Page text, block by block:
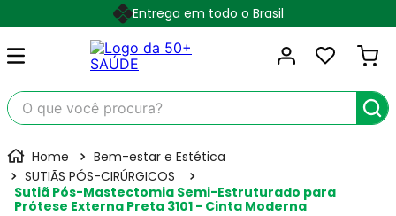
Entrega em todo o Brasil
O que você procura?
Bem-estar e Estética
SUTIÃS PÓS-CIRÚRGICOS
Sutiã Pós-Mastectomia Semi-Estruturado para
Prótese Externa Preta 3101 - Cinta Moderna